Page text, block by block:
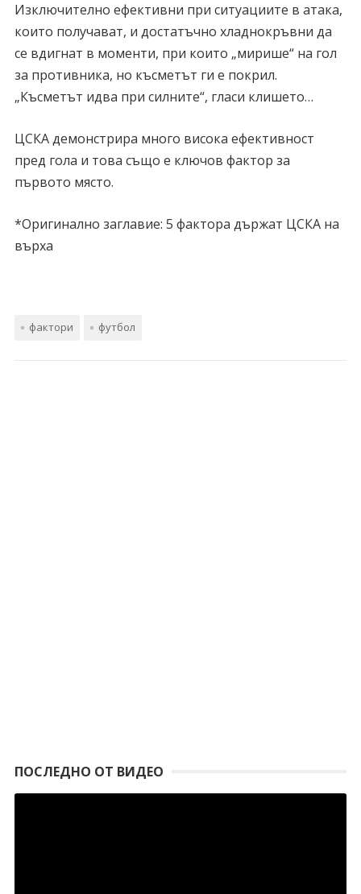
Изключително ефективни при ситуациите в атака,
които получават, и достатъчно хладнокръвни да
се вдигнат в моменти, при които „мирише“ на гол
за противника, но късметът ги е покрил.
„Късметът идва при силните“, гласи клишето…
ЦСКА демонстрира много висока ефективност
пред гола и това също е ключов фактор за
първото място.
*Оригинално заглавие: 5 фактора държат ЦСКА на
върха
фактори футбол
ПОСЛЕДНО ОТ ВИДЕО